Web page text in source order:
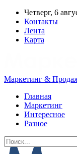
Четверг, 6
Контакты
Лента
Карта
Маркетинг &
Главная
Маркетинг
Интересное
Разное